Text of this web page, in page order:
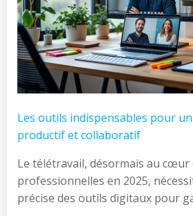
Les outils indispensables pour
productif et collaboratif
Le télétravail, désormais au cœur
professionnelles en 2025,
précise des outils digitaux pour